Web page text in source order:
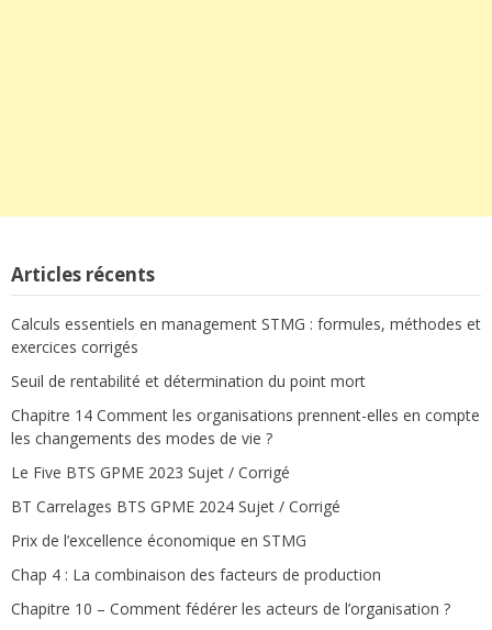
Articles récents
Calculs essentiels en management STMG : formules, méthodes et
exercices corrigés
Seuil de rentabilité et détermination du point mort
Chapitre 14 Comment les organisations prennent-elles en compte
les changements des modes de vie ?
Le Five BTS GPME 2023 Sujet / Corrigé
BT Carrelages BTS GPME 2024 Sujet / Corrigé
Prix de l’excellence économique en STMG
Chap 4 : La combinaison des facteurs de production
Chapitre 10 – Comment fédérer les acteurs de l’organisation ?